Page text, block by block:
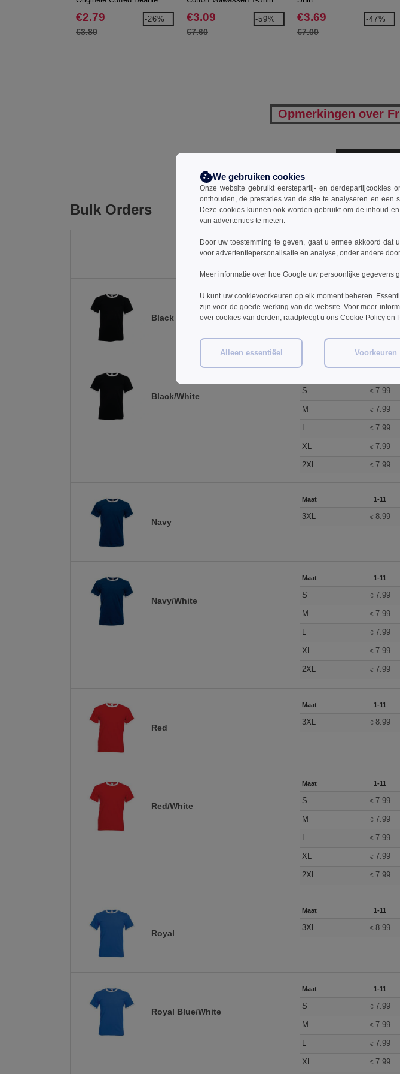
€2.79
€3.80
-26% €3.09
€7.60
-59% €3.69
€7.00
-47%
Opmerkingen over
Bulk Orders
Black
Maat 1-11
3XL 8.99
Black/White
S € 7.99
M € 7.99
L € 7.99
XL € 7.99
2XL € 7.99
Navy
Maat 1-11
3XL € 8.99
Navy/White
Maat 1-11
S € 7.99
M € 7.99
L € 7.99
XL € 7.99
2XL € 7.99
Red
Maat 1-11
3XL € 8.99
Red/White
Maat 1-11
S € 7.99
M € 7.99
L € 7.99
XL € 7.99
2XL € 7.99
Royal
Maat 1-11
3XL € 8.99
Royal Blue/White
Maat 1-11
S € 7.99
M € 7.99
L € 7.99
XL € 7.99
We gebruiken cookies
Onze website gebruikt eerstepartij- en derdepartijcookies
onthouden, de prestaties van de site te analyseren en een
Deze cookies kunnen ook worden gebruikt om de inhoud
van advertenties te meten.
Door uw toestemming te geven, gaat u ermee akkoord
voor advertentiepersonalisatie en analyse, onder andere
Meer informatie over hoe Google uw persoonlijke gegevens
U kunt uw cookievoorkeuren op elk moment beheren.
zijn voor de goede werking van de website. Voor meer
over cookies van derden, raadpleegt u ons Cookie Policy en
Alleen essentiëel Voorkeuren